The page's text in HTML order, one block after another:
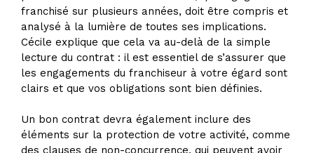
franchisé sur plusieurs années, doit être compris et
analysé à la lumière de toutes ses implications.
Cécile explique que cela va au-delà de la simple
lecture du contrat : il est essentiel de s’assurer que
les engagements du franchiseur à votre égard sont
clairs et que vos obligations sont bien définies.
Un bon contrat devra également inclure des
éléments sur la protection de votre activité, comme
des clauses de non-concurrence, qui peuvent avoir